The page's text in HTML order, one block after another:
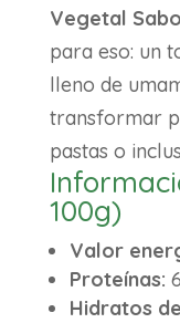
Vegetal
para eso: un
lleno de
transformar
pastas o
100g)
Valor
Proteínas:
Hidratos